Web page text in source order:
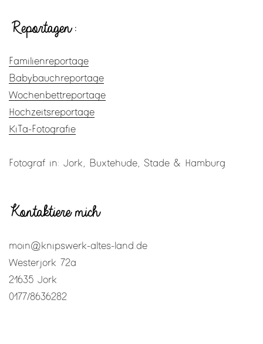
Reportagen:
Familienreportage
Babybauchreportage
Wochenbettreportage
Hochzeitsreportage
KiTa-Fotografie
Fotograf in: Jork, Buxtehude, Stade & Hamburg
Kontaktiere mich
moin@knipswerk-altes-land.de
Westerjork 72a
21635 Jork
0177/8636282